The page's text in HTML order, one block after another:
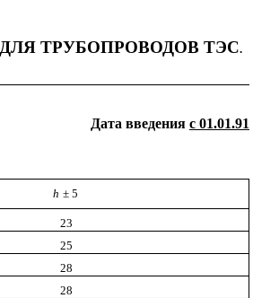
ДЛЯ ТРУБОПРОВОДОВ ТЭС.
Дата введения с 01.01.91
h ± 5
23
25
28
28